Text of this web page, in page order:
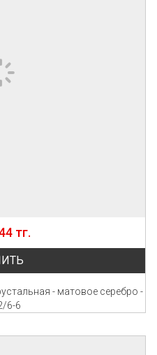
тг.
- матовое серебро -
6-6